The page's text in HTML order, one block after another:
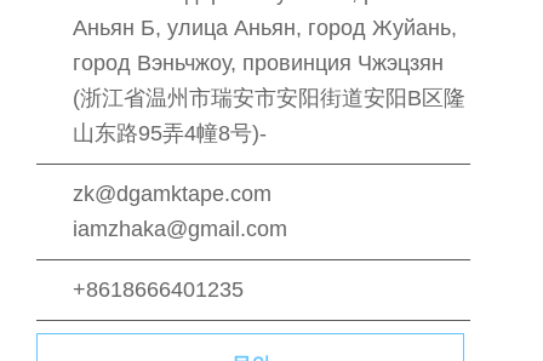
Аньян Б, улица Аньян, город Жуйань,
город Вэньчжоу, провинция Чжэцзян
(浙江省温州市瑞安市安阳街道安阳B区隆
山东路95弄4幢8号)-
zk@dgamktape.com
iamzhaka@gmail.com
+8618666401235